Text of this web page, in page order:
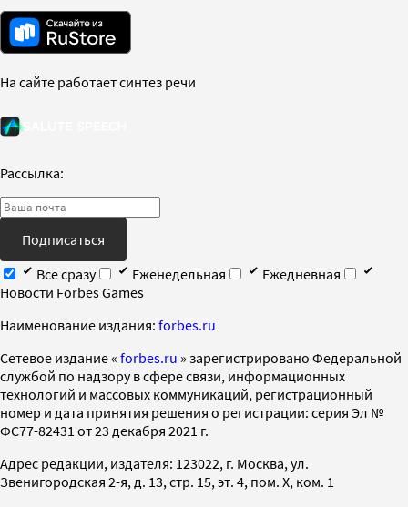
На сайте работает синтез речи
Рассылка:
Подписаться
Все сразу
Еженедельная
Ежедневная
Новости Forbes Games
Наименование издания: forbes.ru
Cетевое издание « forbes.ru » зарегистрировано Федеральной
службой по надзору в сфере связи, информационных
технологий и массовых коммуникаций, регистрационный
номер и дата принятия решения о регистрации: серия Эл №
ФС77-82431 от 23 декабря 2021 г.
Адрес редакции, издателя: 123022, г. Москва, ул.
Звенигородская 2-я, д. 13, стр. 15, эт. 4, пом. X, ком. 1